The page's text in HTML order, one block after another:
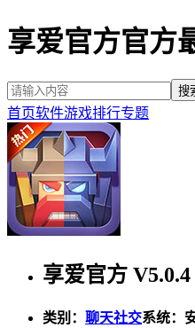
享爱官方官方
首页软件游戏排行专题
享爱官方
类别： 聊天社交系统：